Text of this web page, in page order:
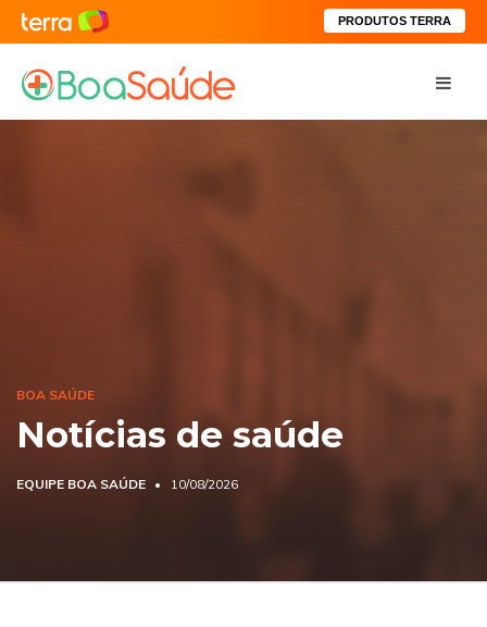
PRODUTOS TERRA
BOA SAÚDE
Notícias de saúde
EQUIPE BOA SAÚDE 10/08/2026